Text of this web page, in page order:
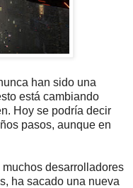
han sido una
está cambiando
Hoy se podría decir
pasos, aunque en
desarrolladores
ha sacado una nueva